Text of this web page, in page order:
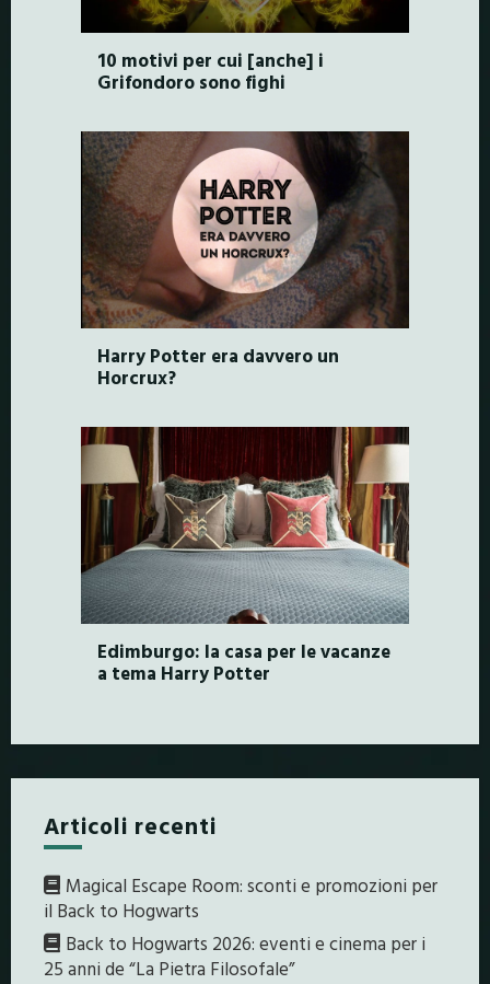
10 motivi per cui [anche] i
Grifondoro sono fighi
Harry Potter era davvero un
Horcrux?
Edimburgo: la casa per le vacanze
a tema Harry Potter
Articoli recenti
Magical Escape Room: sconti e promozioni per
il Back to Hogwarts
Back to Hogwarts 2026: eventi e cinema per i
25 anni de “La Pietra Filosofale”